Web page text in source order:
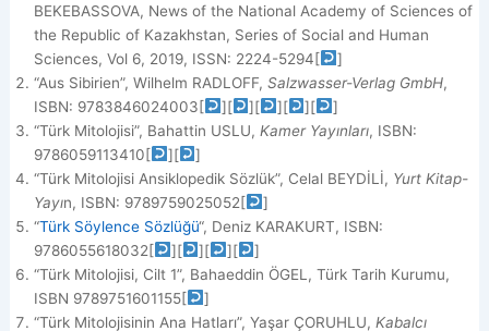
BEKEBASSOVA, News of the National Academy of Sciences of
the Republic of Kazakhstan, Series of Social and Human
Sciences, Vol 6, 2019, ISSN: 2224-5294[
]
“Aus Sibirien”, Wilhelm RADLOFF,Salzwasser-Verlag GmbH,
ISBN: 9783846024003[ ][ ][ ][ ][
]
“Türk Mitolojisi”, Bahattin USLU, Kamer Yayınları, ISBN:
9786059113410[ ][
]
“Türk Mitolojisi Ansiklopedik Sözlük”, Celal BEYDİLİ, Yurt Kitap-
Yayın, ISBN: 9789759025052[
]
“Türk Söylence Sözlüğü“, Deniz KARAKURT, ISBN:
9786055618032[ ][ ][ ][
]
“Türk Mitolojisi, Cilt 1”, Bahaeddin ÖGEL, Türk Tarih Kurumu,
ISBN 9789751601155[
]
“Türk Mitolojisinin Ana Hatları”, Yaşar ÇORUHLU,Kabalcı